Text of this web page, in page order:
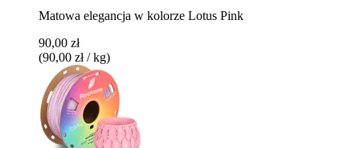
Matowa elegancja w kolorze Lotus Pink
90,00 zł
(90,00 zł / kg)